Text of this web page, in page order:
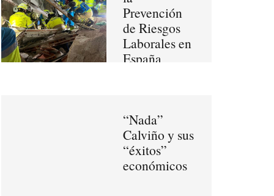
Prevención
de Riesgos
Laborales en
España
“Nada”
Calviño y sus
“éxitos”
económicos